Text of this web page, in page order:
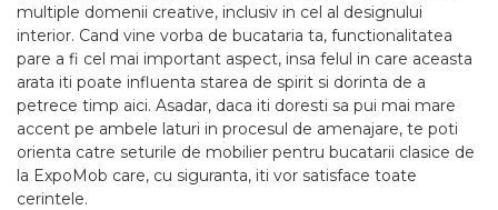
multiple domenii creative, inclusiv in cel al designului
interior. Cand vine vorba de bucataria ta, functionalitatea
pare a fi cel mai important aspect, insa felul in care aceasta
arata iti poate influenta starea de spirit si dorinta de a
petrece timp aici. Asadar, daca iti doresti sa pui mai mare
accent pe ambele laturi in procesul de amenajare, te poti
orienta catre seturile de mobilier pentru bucatarii clasice de
la ExpoMob care, cu siguranta, iti vor satisface toate
cerintele.